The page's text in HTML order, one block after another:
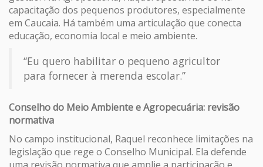
capacitação dos pequenos produtores, especialmente
em Caucaia. Há também uma articulação que conecta
educação, economia local e meio ambiente.
“Eu quero habilitar o pequeno agricultor
para fornecer à merenda escolar.”
Conselho do Meio Ambiente e Agropecuária: revisão
normativa
No campo institucional, Raquel reconhece limitações na
legislação que rege o Conselho Municipal. Ela defende